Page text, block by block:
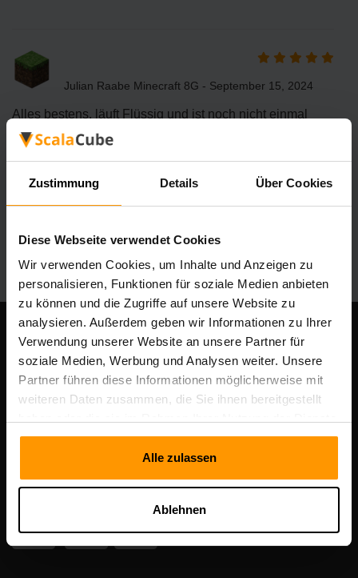
Zustimmung Details Über Cookies
Diese Webseite verwendet Cookies
Wir verwenden Cookies, um Inhalte und Anzeigen zu
personalisieren, Funktionen für soziale Medien anbieten
zu können und die Zugriffe auf unsere Website zu
analysieren. Außerdem geben wir Informationen zu Ihrer
Verwendung unserer Website an unsere Partner für
soziale Medien, Werbung und Analysen weiter. Unsere
Partner führen diese Informationen möglicherweise mit
weiteren Daten zusammen, die Sie ihnen bereitgestellt
gesammelt haben.
Alle zulassen
Ablehnen
Julian Raabe Minecraft 8G - September 15, 2024
Alles bestens, läuft Flüssig und ist noch nicht einmal
abgestürzt
Unser Unternehmen
Registrierungscode: 14652605
Umsatzsteuer-Identifikationsnummer: EE102133820
Vesivärava tn 50-201, 10152